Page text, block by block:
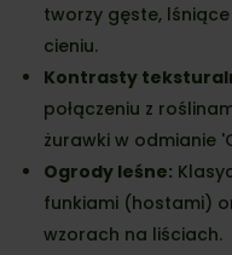
tworzy gęste,
cieniu.
Kontrasty
połączeniu z
żurawki w odmianie
Ogrody leśne:
funkiami (hostami)
wzorach na liściach.